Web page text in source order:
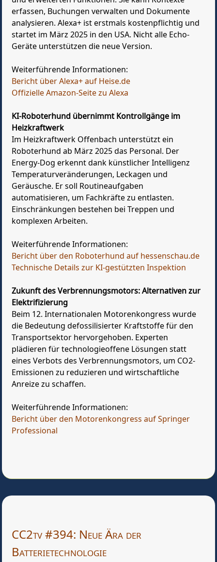
erfassen, Buchungen verwalten und Dokumente
analysieren. Alexa+ ist erstmals kostenpflichtig und
startet im März 2025 in den USA. Nicht alle Echo-
Geräte unterstützen die neue Version.
Weiterführende Informationen:
Bericht über Alexa+ auf Heise.de
Offizielle Amazon-Seite zu Alexa
KI-Roboterhund übernimmt Kontrollgänge im
Heizkraftwerk
Im Heizkraftwerk Offenbach unterstützt ein
Roboterhund ab März 2025 das Personal. Der
Energy-Dog erkennt dank künstlicher Intelligenz
Temperaturveränderungen, Leckagen und
Geräusche. Er soll Routineaufgaben
automatisieren, um Fachkräfte zu entlasten.
Einschränkungen bestehen bei Treppen und
komplexen Arbeiten.
Weiterführende Informationen:
Bericht über den Roboterhund auf hessenschau.de
Technische Details zur KI-gestützten Inspektion
Zukunft des Verbrennungsmotors: Alternativen zur
Elektrifizierung
Beim 12. Internationalen Motorenkongress wurde
die Bedeutung defossilisierter Kraftstoffe für den
Transportsektor hervorgehoben. Experten
plädieren für technologieoffene Lösungen statt
eines Verbots des Verbrennungsmotors, um CO2-
Emissionen zu reduzieren und wirtschaftliche
Anreize zu schaffen.
Weiterführende Informationen:
Bericht über den Motorenkongress auf Springer
Professional
CC2tv #394: Neue Ära der
Batterietechnologie